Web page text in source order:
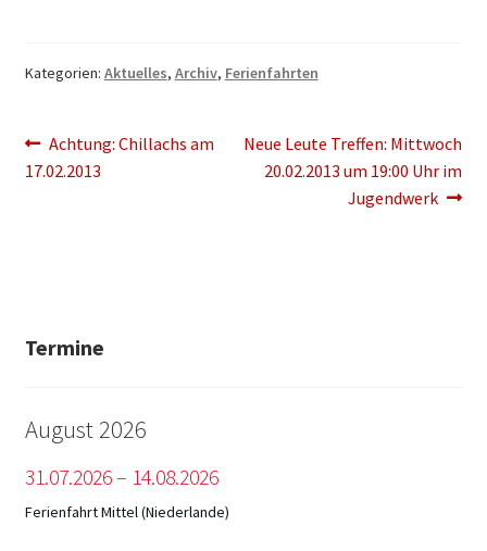
Kategorien: Aktuelles, Archiv, Ferienfahrten
Beitragsnavigation
Vorheriger
Beitrag:
Achtung: Chillachs am
17.02.2013
Nächster
Beitrag:
Neue Leute Treffen: Mittwoch
20.02.2013 um 19:00 Uhr im
Jugendwerk
Termine
August 2026
31.07.2026– 14.08.2026
Ferienfahrt Mittel (Niederlande)